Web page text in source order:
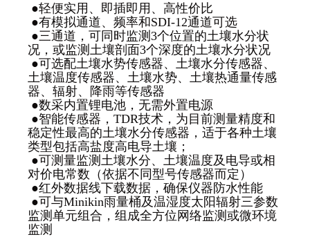
●轻便实用、即插即用、高性价比
●有模拟通道、频率和SDI-12通道可选
●三通道，可同时监测3个位置的土壤水分状
况，或监测土壤剖面3个深度的土壤水分状况
●可选配土壤水势传感器、土壤水分传感器、
土壤温度传感器、土壤水势、土壤热通量传感
器、辐射、降雨等传感器
●数采内置锂电池，无需外置电源
●智能传感器，TDR技术，为目前测量精度和
稳定性最高的土壤水分传感器，适于各种土壤
类型包括高盐度高电导土壤；
●可测量监测土壤水分、土壤温度及电导或相
对价电常数（依据不同型号传感器而定）
●红外数据线下载数据，确保仪器防水性能
●可与Minikin雨量桶及温湿度太阳辐射三参数
监测单元组合，组成全方位网络监测或微环境
监测